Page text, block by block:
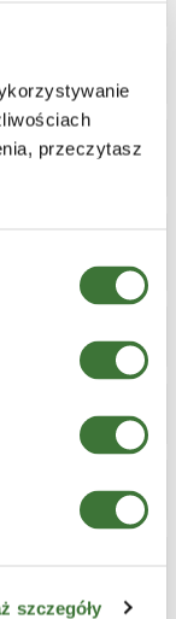
przeczytasz
szczegóły
INTIMATE WASH GEL
MARIGOLD
MED